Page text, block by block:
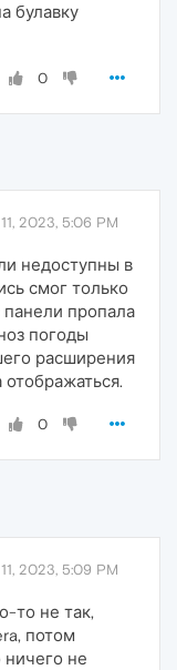
булавку
0
2023, 5:06 PM
недоступны в
смог только
пропала
погоды
расширения
отображаться.
0
2023, 5:09 PM
то не так,
потом
не